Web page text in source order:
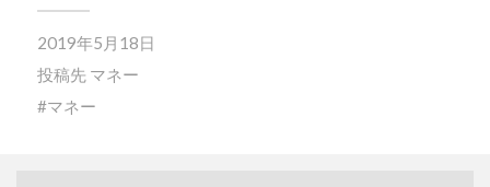
2019年5月18日
投稿先 マネー
マネー